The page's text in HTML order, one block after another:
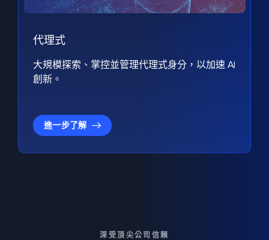
代理式
大規模探索、掌控並管理代理式身分，以加速 AI
創新。
進一步了解
深受頂尖公司信賴